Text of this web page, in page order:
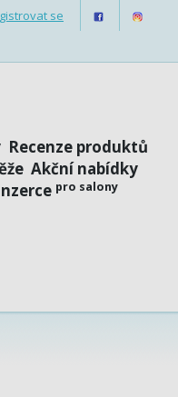
se
Recenze produktů
Akční nabídky
pro salony